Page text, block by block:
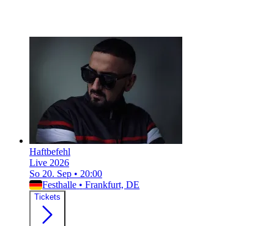
Haftbefehl
Live 2026
So 20. Sep • 20:00
Festhalle • Frankfurt, DE
Tickets